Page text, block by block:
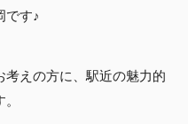
です♪
えの方に、駅近の魅力的